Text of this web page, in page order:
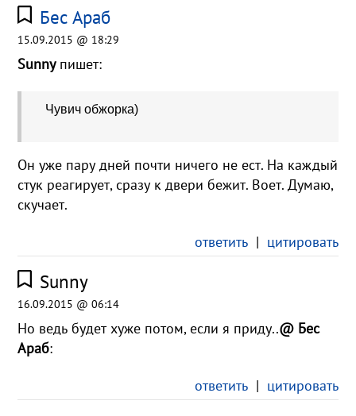
Бес Араб
15.09.2015 @ 18:29
Sunnyпишет:
Чувич обжорка)
Он уже пару дней почти ничего не ест. На каждый
стук реагирует, сразу к двери бежит. Воет. Думаю,
скучает.
ответить| цитировать
Sunny
16.09.2015 @ 06:14
Но ведь будет хуже потом, если я приду..@ Бес
Араб:
ответить| цитировать